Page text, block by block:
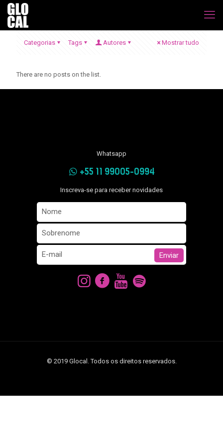
Categorias Tags Autores Mostrar tudo
There are no posts on the list.
Whatsapp
+55 11 99005-0994
Inscreva-se para receber novidades
© 2019 Glocal. Todos os direitos reservados.